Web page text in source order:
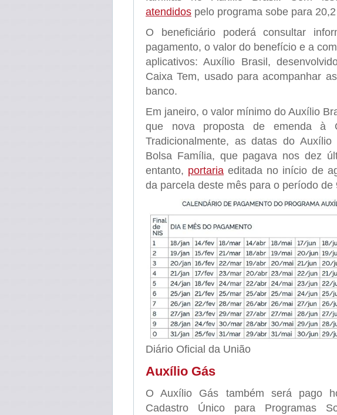
atendidos pelo programa sobe para
O beneficiário poderá consultar
pagamento, o valor do benefício e a
aplicativos: Auxílio Brasil,
Caixa Tem, usado para acompanhar
banco.
Em janeiro, o valor mínimo do Auxílio
que nova proposta de emenda à
Tradicionalmente, as datas do
Bolsa Família, que pagava nos dez
entanto, portaria editada no início de
da parcela deste mês para o período de
Diário Oficial da União
Auxílio Gás
O Auxílio Gás também será pago
Cadastro Único para Programas